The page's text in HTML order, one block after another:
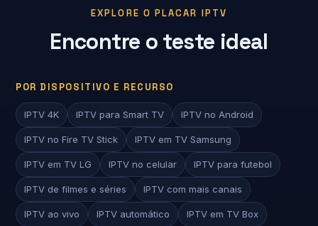
EXPLORE O PLACAR IPTV
Encontre o teste ideal
POR DISPOSITIVO E RECURSO
IPTV 4K IPTV para Smart TV IPTV no Android
IPTV no Fire TV Stick IPTV em TV Samsung
IPTV em TV LG IPTV no celular IPTV para futebol
IPTV de filmes e séries IPTV com mais canais
IPTV ao vivo IPTV automático IPTV em TV Box